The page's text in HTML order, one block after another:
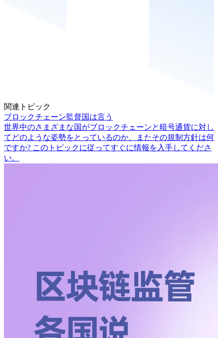
関連トピック
ブロックチェーン監督国は言う
世界中のさまざまな国がブロックチェーンと暗号通貨に対し
てどのような姿勢をとっているのか、またその規制方針は何
ですか? このトピックに従ってすぐに情報を入手してくださ
い。